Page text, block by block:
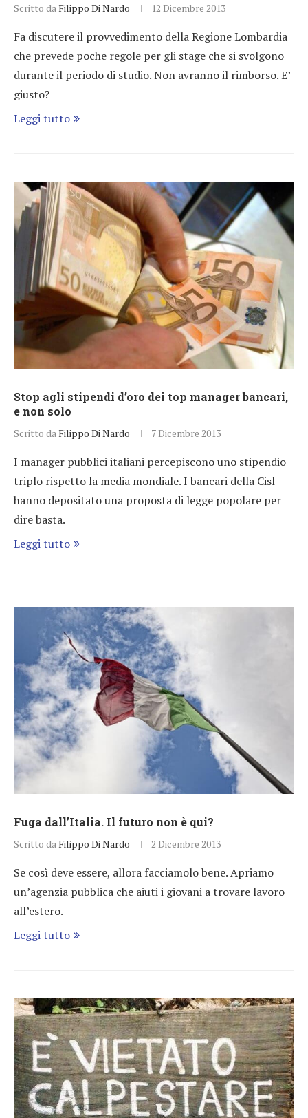
Scritto da Filippo Di Nardo 12 Dicembre 2013
Fa discutere il provvedimento della Regione Lombardia
che prevede poche regole per gli stage che si svolgono
durante il periodo di studio. Non avranno il rimborso. E’
giusto?
Leggi tutto
Stop agli stipendi d’oro dei top manager bancari,
e non solo
Scritto da Filippo Di Nardo 7 Dicembre 2013
I manager pubblici italiani percepiscono uno stipendio
triplo rispetto la media mondiale. I bancari della Cisl
hanno depositato una proposta di legge popolare per
dire basta.
Leggi tutto
Fuga dall’Italia. Il futuro non è qui?
Scritto da Filippo Di Nardo 2 Dicembre 2013
Se così deve essere, allora facciamolo bene. Apriamo
un’agenzia pubblica che aiuti i giovani a trovare lavoro
all’estero.
Leggi tutto